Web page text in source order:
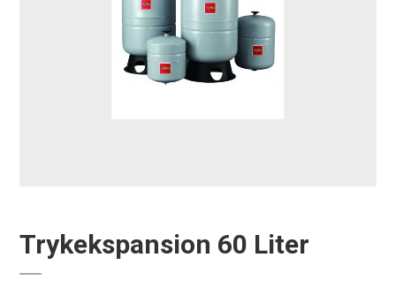
Trykekspansion 60 Liter